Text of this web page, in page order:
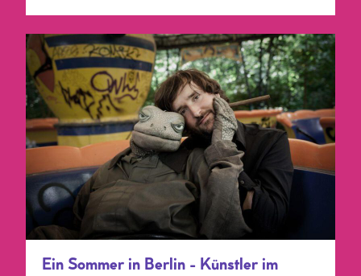
Ein Sommer in Berlin - Künstler im